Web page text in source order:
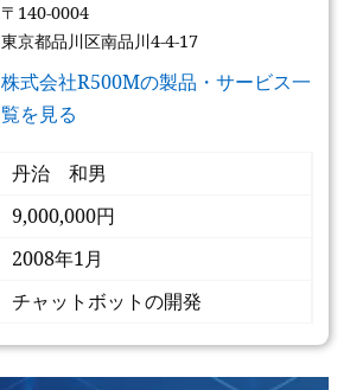
〒140-0004
東京都品川区南品川4-4-17
株式会社R500Mの製品・サービス一
覧を見る
丹治 和男
9,000,000円
2008年1月
チャットボットの開発